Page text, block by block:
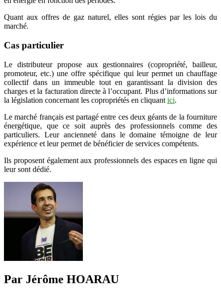
Quant aux offres de gaz naturel, elles sont régies par les lois du
marché.
Cas particulier
Le distributeur propose aux gestionnaires (copropriété, bailleur,
promoteur, etc.) une offre spécifique qui leur permet un chauffage
collectif dans un immeuble tout en garantissant la division des
charges et la facturation directe à l’occupant. Plus d’informations sur
la législation concernant les copropriétés en cliquant ici.
Le marché français est partagé entre ces deux géants de la fourniture
énergétique, que ce soit auprès des professionnels comme des
particuliers. Leur ancienneté dans le domaine témoigne de leur
expérience et leur permet de bénéficier de services compétents.
Ils proposent également aux professionnels des espaces en ligne qui
leur sont dédié.
Par Jérôme HOARAU